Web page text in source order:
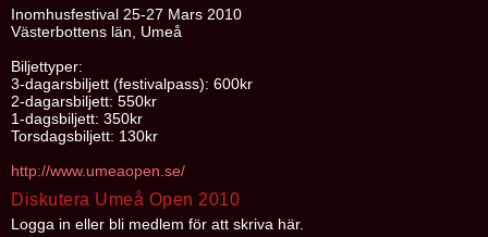
Inomhusfestival 25-27 Mars 2010
Västerbottens län, Umeå
Biljettyper:
3-dagarsbiljett (festivalpass): 600kr
2-dagarsbiljett: 550kr
1-dagsbiljett: 350kr
Torsdagsbiljett: 130kr
http://www.umeaopen.se/
Diskutera Umeå Open 2010
Logga in eller bli medlem för att skriva här.